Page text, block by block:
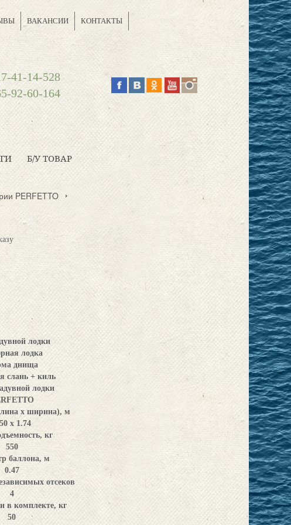
ВАКАНСИИ КОНТАКТЫ
41-14-528
92-60-164
Б/У ТОВАР
PERFETTO
лодки
лодка
днища
слань + киль
лодки
x ширина), м
х 1.74
кг
550
баллона, м
0.47
отсеков
4
в комплекте, кг
50